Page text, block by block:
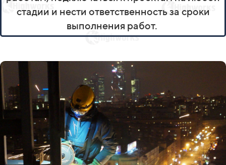
стадии и нести ответственность за сроки
выполнения работ.